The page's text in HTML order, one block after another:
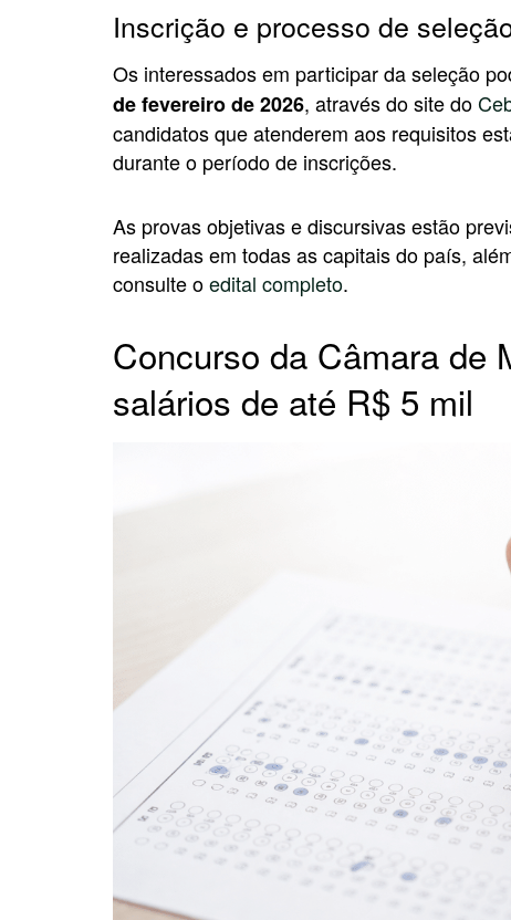
Inscrição e processo de
Os interessados em participar da seleção
de fevereiro de 2026, através do site do
candidatos que atenderem aos requisitos
durante o período de inscrições.
As provas objetivas e discursivas estão
realizadas em todas as capitais do país,
consulte oedital completo.
Concurso da Câmara de
salários de até R$ 5 mil